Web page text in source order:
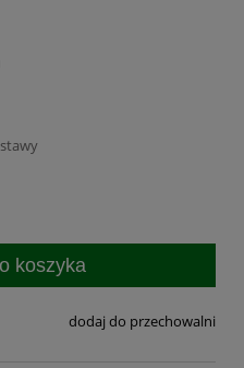
koszyka
dodaj do przechowalni